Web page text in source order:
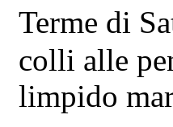
Terme di
colli alle
limpido